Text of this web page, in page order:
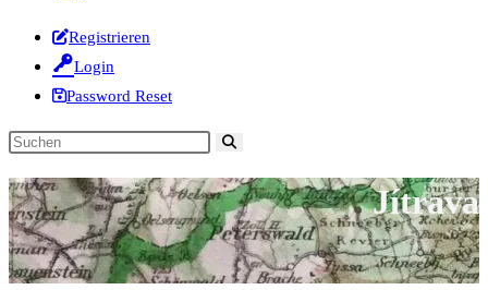
Registrieren
Login
Password Reset
Diese
durchsuchen
Jítrava